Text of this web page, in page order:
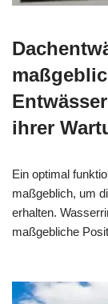
ihrer
Ein optimal
maßgeblich, um
erhalten.
maßgebliche